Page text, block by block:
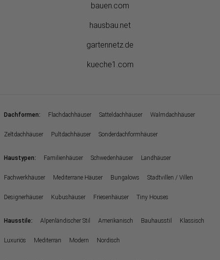
bauen.com
hausbau.net
gartennetz.de
kueche1.com
Dachformen: Flachdachhäuser Satteldachhäuser Walmdachhäuser
Zeltdachhäuser Pultdachhäuser Sonderdachformhäuser
Haustypen: Familienhäuser Schwedenhäuser Landhäuser
Fachwerkhäuser Mediterrane Häuser Bungalows Stadtvillen / Villen
Designerhäuser Kubushäuser Friesenhäuser Tiny Houses
Hausstile: Alpenländischer Stil Amerikanisch Bauhausstil Klassisch
Luxuriös Mediterran Modern Nordisch